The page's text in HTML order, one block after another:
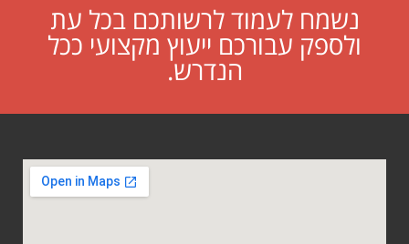
נשמח לעמוד לרשותכם בכל עת
ולספק עבורכם ייעוץ מקצועי ככל
הנדרש.